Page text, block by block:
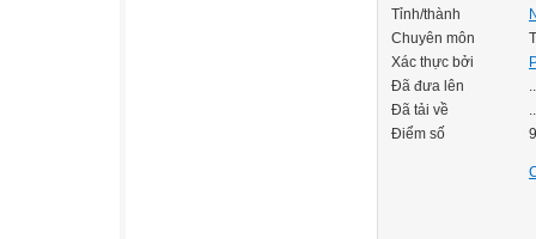
Tỉnh/thành
Chuyên môn
Xác thực bởi
Đã đưa lên
Đã tải về
Điểm số